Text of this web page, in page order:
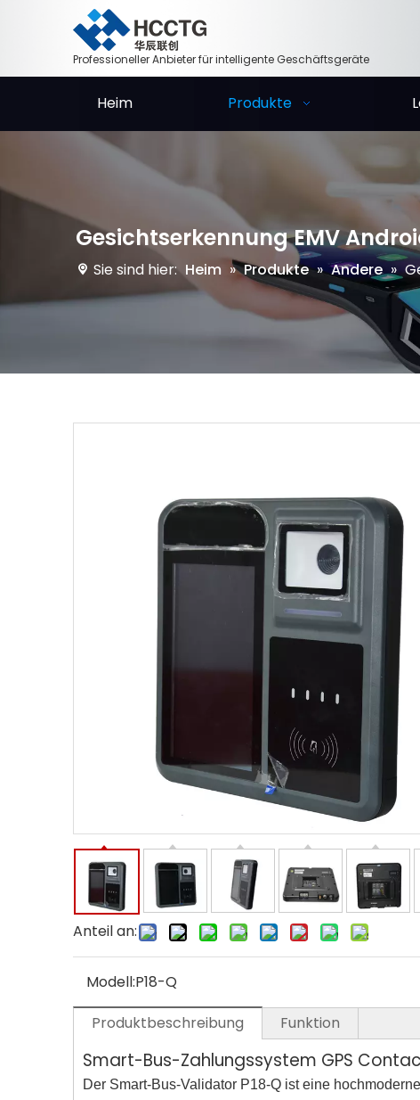
Professioneller Anbieter für intelligente Geschäftsgeräte
Heim Produkte
Gesichtserkennung EMV
Sie sind hier: Heim » Produkte » Andere »
Anteil an:
Modell:P18-Q
Produktbeschreibung
Funktion
Smart-Bus-Zahlungssystem GPS
Der Smart-Bus-Validator P18-Q ist eine